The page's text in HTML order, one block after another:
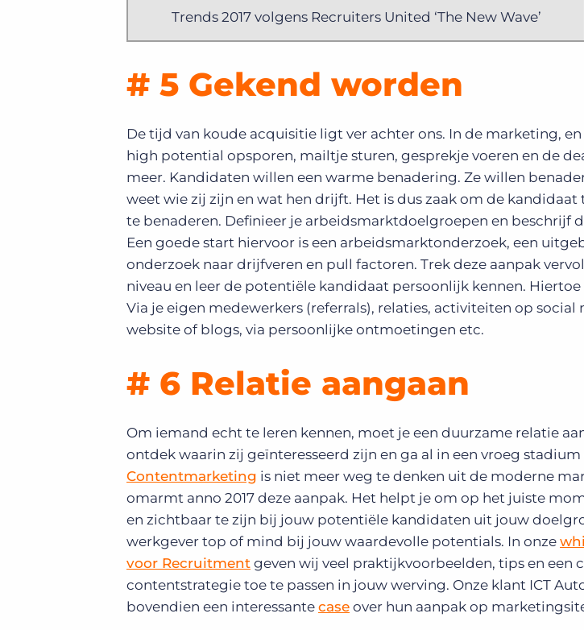
Trends 2017 volgens Recruiters United ‘The New Wave’
# 5 Gekend worden
De tijd van koude acquisitie ligt ver achter ons. In de marketing,
high potential opsporen, mailtje sturen, gesprekje voeren en de
meer. Kandidaten willen een warme benadering. Ze willen
weet wie zij zijn en wat hen drijft. Het is dus zaak om de kandidaat
te benaderen. Definieer je arbeidsmarktdoelgroepen en beschrijf
Een goede start hiervoor is een arbeidsmarktonderzoek, een
onderzoek naar drijfveren en pull factoren. Trek deze aanpak
niveau en leer de potentiële kandidaat persoonlijk kennen.
Via je eigen medewerkers (referrals), relaties, activiteiten op social
website of blogs, via persoonlijke ontmoetingen etc.
# 6 Relatie aangaan
Om iemand echt te leren kennen, moet je een duurzame relatie
ontdek waarin zij geïnteresseerd zijn en ga al in een vroeg
Contentmarketing is niet meer weg te denken uit de moderne
omarmt anno 2017 deze aanpak. Het helpt je om op het juiste
en zichtbaar te zijn bij jouw potentiële kandidaten uit jouw
werkgever top of mind bij jouw waardevolle potentials. In onze
voor Recruitment geven wij veel praktijkvoorbeelden, tips en een
contentstrategie toe te passen in jouw werving. Onze klant ICT
bovendien een interessante case over hun aanpak op